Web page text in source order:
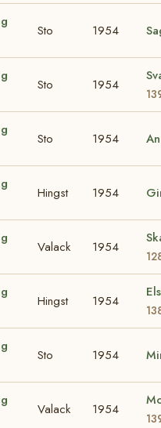
Sto 1954
Sto 1954
Sto 1954
Hingst 1954
Valack 1954
Hingst 1954
Sto 1954
Valack 1954